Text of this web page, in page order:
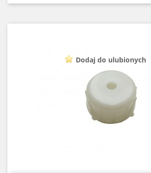
Dodaj do ulubionych